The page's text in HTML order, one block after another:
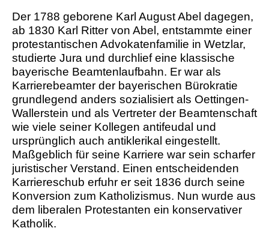
Der 1788 geborene Karl August Abel dagegen,
ab 1830 Karl Ritter von Abel, entstammte einer
protestantischen Advokatenfamilie in Wetzlar,
studierte Jura und durchlief eine klassische
bayerische Beamtenlaufbahn. Er war als
Karrierebeamter der bayerischen Bürokratie
grundlegend anders sozialisiert als Oettingen-
Wallerstein und als Vertreter der Beamtenschaft
wie viele seiner Kollegen antifeudal und
ursprünglich auch antiklerikal eingestellt.
Maßgeblich für seine Karriere war sein scharfer
juristischer Verstand. Einen entscheidenden
Karriereschub erfuhr er seit 1836 durch seine
Konversion zum Katholizismus. Nun wurde aus
dem liberalen Protestanten ein konservativer
Katholik.